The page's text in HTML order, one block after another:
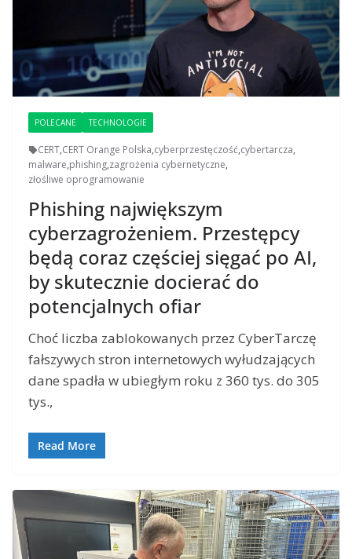
POLECANE TECHNOLOGIE
CERT,CERT Orange Polska,cyberprzestęczość,cybertarcza,
malware,phishing,zagrożenia cybernetyczne,
złośliwe oprogramowanie
Phishing największym
cyberzagrożeniem. Przestępcy
będą coraz częściej sięgać po AI,
by skutecznie docierać do
potencjalnych ofiar
Choć liczba zablokowanych przez CyberTarczę
fałszywych stron internetowych wyłudzających
dane spadła w ubiegłym roku z 360 tys. do 305
tys.,
Read More